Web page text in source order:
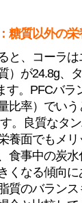
糖質以外の栄
と、コーラは
）が24.8g、
す。PFCバラ
比率）でい
。良質なタ
養面でもメリ
食事中の炭
くなる傾向
質のバランス